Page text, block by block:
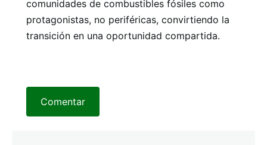
comunidades de combustibles fósiles como
protagonistas, no periféricas, convirtiendo la
transición en una oportunidad compartida.
Comentar